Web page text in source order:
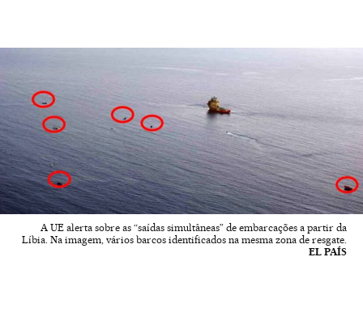
A UE alerta sobre as “saídas simultâneas” de embarcações a partir da
Líbia. Na imagem, vários barcos identificados na mesma zona de resgate.
EL PAÍS